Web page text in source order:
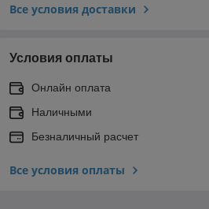
Все условия доставки
Условия оплаты
Онлайн оплата
Наличными
Безналичный расчет
Все условия оплаты